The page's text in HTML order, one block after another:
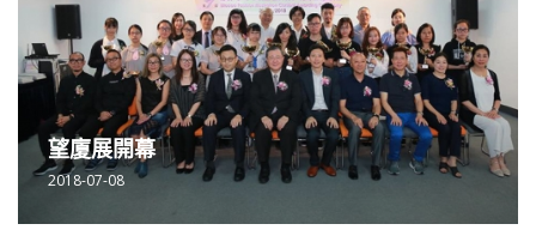
望廈展開幕
2018-07-08